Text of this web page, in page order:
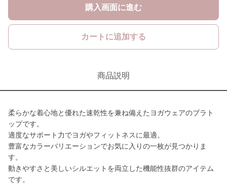
購入画面に進む
カートに追加する
商品説明
柔らかな着心地と優れた速乾性を兼ね備えたヨガウェアのブラト
ップです。
適度なサポート力でヨガやフィットネスに最適。
豊富なカラーバリエーションでお気に入りの一枚が見つかりま
す。
動きやすさと美しいシルエットを両立した機能性抜群のアイテム
です。